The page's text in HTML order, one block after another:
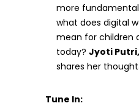
more
what does digital
mean for children
today?Jyoti
shares her
Tune In: